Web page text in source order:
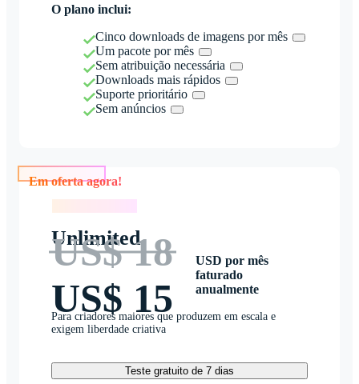
O plano inclui:
Cinco downloads de imagens por mês
Um pacote por mês
Sem atribuição necessária
Downloads mais rápidos
Suporte prioritário
Sem anúncios
Unlimited
US$ 18
US$ 15
USD por mês
faturado
anualmente
Para criadores maiores que produzem em escala e
exigem liberdade criativa
Teste gratuito de 7 dias